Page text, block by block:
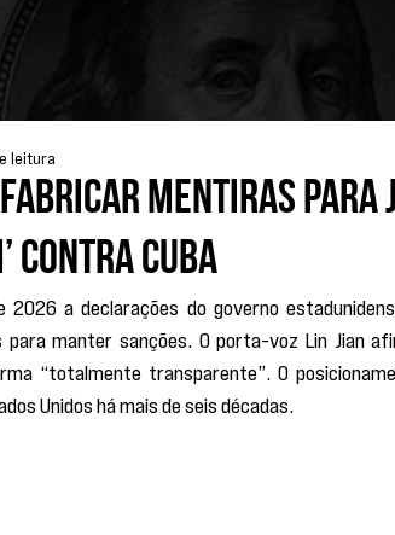
fabricar mentiras
contra Cuba
leitura
a declarações do governo
manter sanções. O porta-voz Lin Jian
“totalmente transparente”. O
Unidos há mais de seis décadas.